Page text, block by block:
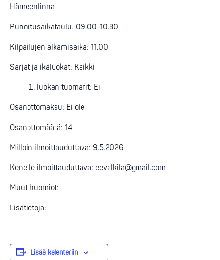
Hämeenlinna
Punnitusaikataulu: 09.00-10.30
Kilpailujen alkamisaika: 11.00
Sarjat ja ikäluokat: Kaikki
luokan tuomarit: Ei
Osanottomaksu: Ei ole
Osanottomäärä: 14
Milloin ilmoittauduttava: 9.5.2026
Kenelle ilmoittauduttava: eevalkila@gmail.com
Muut huomiot:
Lisätietoja:
Lisää kalenteriin